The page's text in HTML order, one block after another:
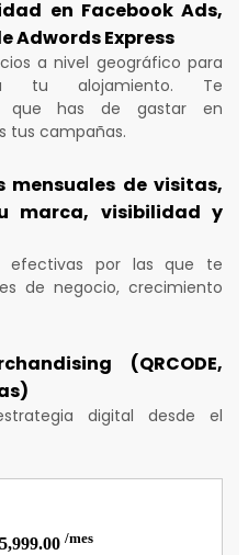
en Facebook Ads,
Adwords Express
a nivel geográfico para
tu alojamiento. Te
que has de gastar en
tus campañas.
mensuales de visitas,
marca, visibilidad y
efectivas por las que te
de negocio, crecimiento
(QRCODE,
digital desde el
/mes